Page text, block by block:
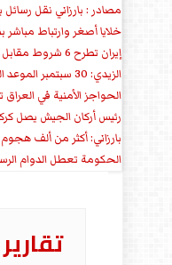
مصادر : بارزاني نقل
خلايا أصغر وارتباط
إيران تطرح 6 شروط مقابل فتح هرمز بينها تتعلق بالعراق
الزيدي: 30 سبتمبر الموعد النهائي لانسحاب قوات التحالف
الحواجز الأمنية في
رئيس أركان الجيش يصل
بارزاني: أكثر من ألف
الحكومة تعطل الدوام
تقارير